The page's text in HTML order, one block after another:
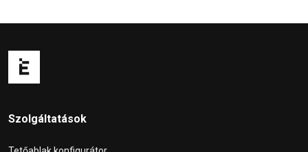
Szolgáltatások